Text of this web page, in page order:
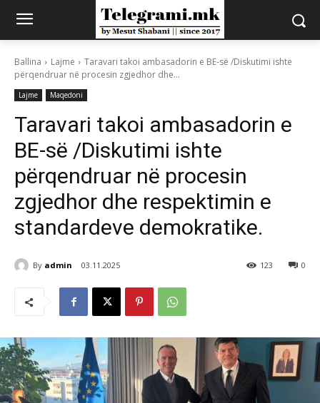
Ballina Lajme
Taravari takoi ambasadorin e BE-së /Diskutimi ishte
përqendruar në procesin zgjedhor dhe...
Lajme Maqedoni
Taravari takoi ambasadorin e
BE-së /Diskutimi ishte
përqendruar në procesin
zgjedhor dhe respektimin e
standardeve demokratike.
By admin 03.11.2025 0
123